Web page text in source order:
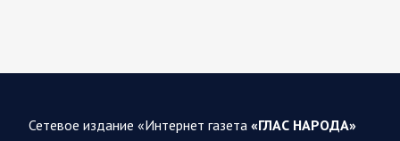
Сетевое издание «Интернет газета «ГЛАС НАРОДА»